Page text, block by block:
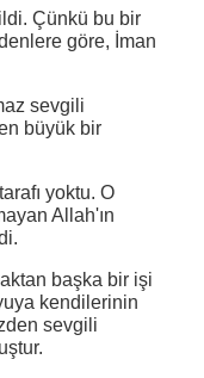
Çünkü bu bir
göre, İman
sevgili
büyük bir
yoktu. O
Allah'ın
başka bir işi
kendilerinin
sevgili